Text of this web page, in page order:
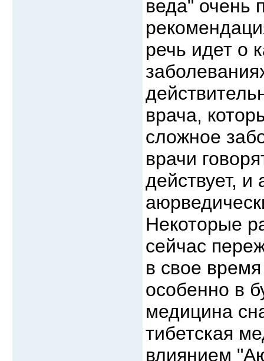
веда" очень
речь идет о
врача,
сложное
врачи
действует, и
Некоторые
сейчас
в свое
особенно в
медицина
тибетская
влиянием